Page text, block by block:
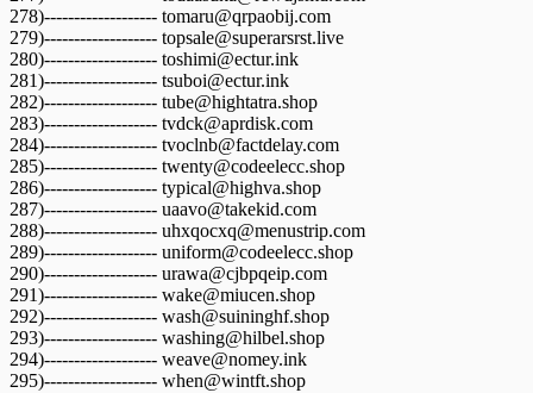
278)------------------- tomaru@qrpaobij.com
279)------------------- topsale@superarsrst.live
280)------------------- toshimi@ectur.ink
281)------------------- tsuboi@ectur.ink
282)------------------- tube@hightatra.shop
283)------------------- tvdck@aprdisk.com
284)------------------- tvoclnb@factdelay.com
285)------------------- twenty@codeelecc.shop
286)------------------- typical@highva.shop
287)------------------- uaavo@takekid.com
288)------------------- uhxqocxq@menustrip.com
289)------------------- uniform@codeelecc.shop
290)------------------- urawa@cjbpqeip.com
291)------------------- wake@miucen.shop
292)------------------- wash@suininghf.shop
293)------------------- washing@hilbel.shop
294)------------------- weave@nomey.ink
295)------------------- when@wintft.shop